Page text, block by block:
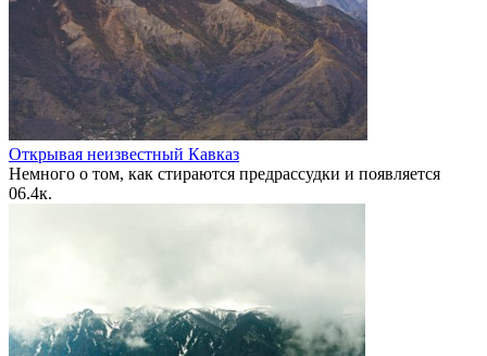
Открывая неизвестный Кавказ
Немного о том, как стираются предрассудки и появляется
06.4к.